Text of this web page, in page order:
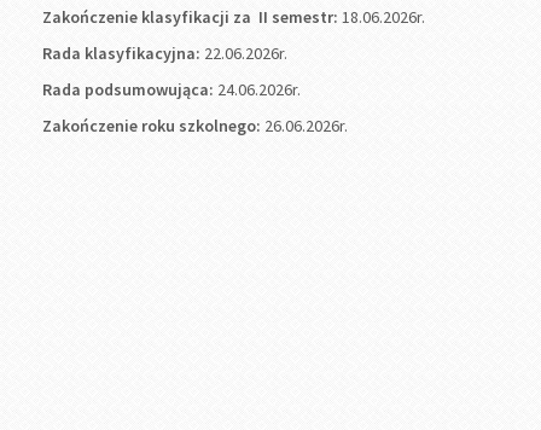
Zakończenie klasyfikacji za II semestr: 18.06.2026r.
Rada klasyfikacyjna: 22.06.2026r.
Rada podsumowująca: 24.06.2026r.
Zakończenie roku szkolnego: 26.06.2026r.